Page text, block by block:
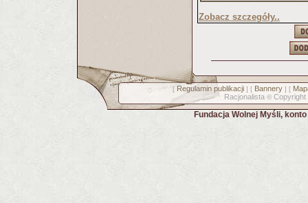
Zobacz szczegóły..
[ Regulamin publikacji] [ Bannery] [
Racjonalista © Copyright
Fundacja Wolnej Myśli,